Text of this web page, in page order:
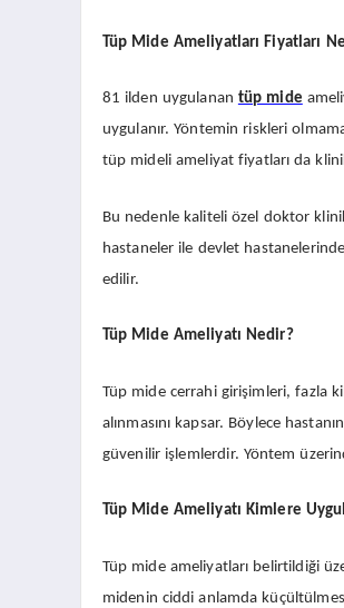
Tüp Mide Ameliyatları Fiyatları
81 ilden uygulanan tüp mide
uygulanır. Yöntemin riskleri
tüp mideli ameliyat fiyatları da
Bu nedenle kaliteli özel doktor
hastaneler ile devlet
edilir.
Tüp Mide Ameliyatı Nedir?
Tüp mide cerrahi girişimleri, fazla
alınmasını kapsar. Böylece
güvenilir işlemlerdir. Yöntem
Tüp Mide Ameliyatı Kimlere
Tüp mide ameliyatları belirtildiği
midenin ciddi anlamda